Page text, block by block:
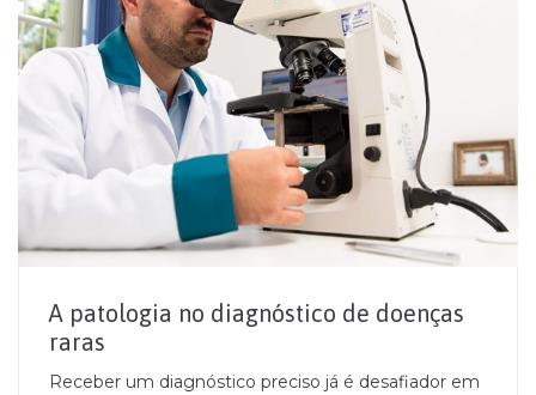
A patologia no diagnóstico de doenças
raras
Receber um diagnóstico preciso já é desafiador em